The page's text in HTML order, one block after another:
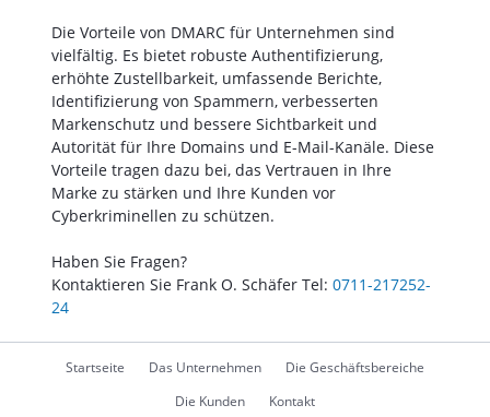
Die Vorteile von DMARC für Unternehmen sind
vielfältig. Es bietet robuste Authentifizierung,
erhöhte Zustellbarkeit, umfassende Berichte,
Identifizierung von Spammern, verbesserten
Markenschutz und bessere Sichtbarkeit und
Autorität für Ihre Domains und E-Mail-Kanäle. Diese
Vorteile tragen dazu bei, das Vertrauen in Ihre
Marke zu stärken und Ihre Kunden vor
Cyberkriminellen zu schützen.
Haben Sie Fragen?
Kontaktieren Sie Frank O. Schäfer Tel: 0711-217252-
24
Navigation
Startseite Das Unternehmen
Die Geschäftsbereiche
Die Kunden
Kontakt